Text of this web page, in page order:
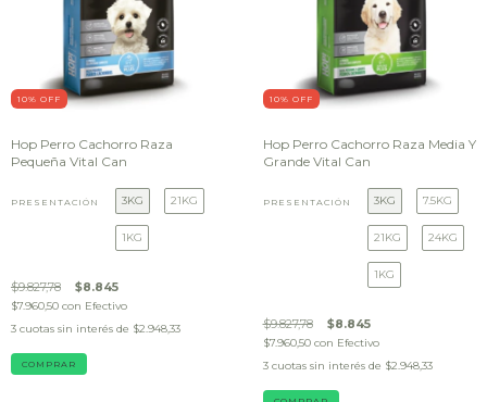
10% OFF
Hop Perro Cachorro Raza
Pequeña Vital Can
PRESENTACIÓN 3KG 21KG
1KG
$9.827,78 $8.845
$7.960,50 con Efectivo
3 cuotas sin interés de $2.948,33
COMPRAR
10% OFF
Hop Perro Cachorro Raza Media Y
Grande Vital Can
PRESENTACIÓN 3KG 7.5KG
21KG 24KG
1KG
$9.827,78 $8.845
$7.960,50 con Efectivo
3 cuotas sin interés de $2.948,33